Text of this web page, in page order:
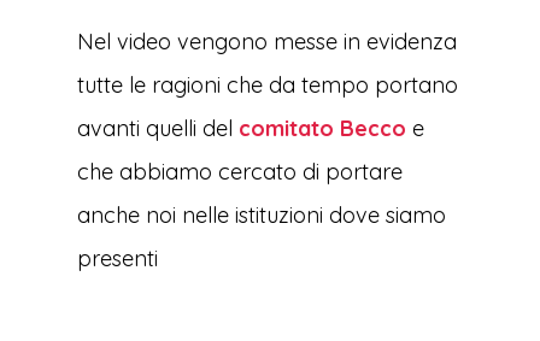
Nel video vengono messe in evidenza
tutte le ragioni che da tempo portano
avanti quelli del comitato Becco e
che abbiamo cercato di portare
anche noi nelle istituzioni dove siamo
presenti